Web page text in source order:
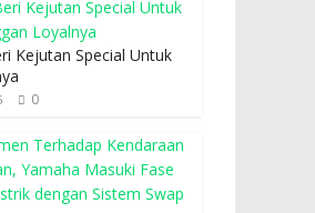
Kejutan Special Untuk
0